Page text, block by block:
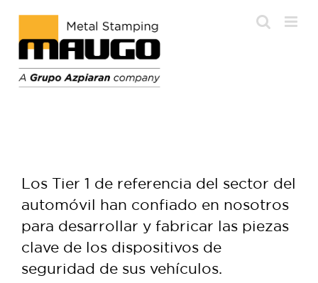
Saltar
contenido
Los Tier 1 de referencia del sector del
automóvil han confiado en nosotros
para desarrollar y fabricar las piezas
clave de los dispositivos de
seguridad de sus vehículos.